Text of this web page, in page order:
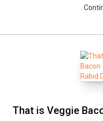
That is Veggie